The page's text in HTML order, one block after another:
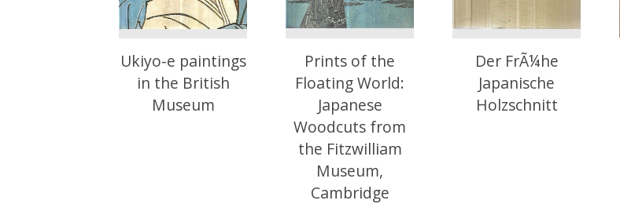
Ukiyo-e paintings
in the British
Museum
Prints of the
Floating World:
Japanese
Woodcuts from
the Fitzwilliam
Museum,
Cambridge
Der FrÃ¼he
Japanische
Holzschnitt